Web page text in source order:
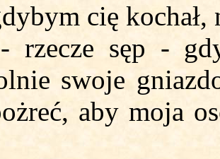
cię kochał,
sęp -
swoje
aby moja